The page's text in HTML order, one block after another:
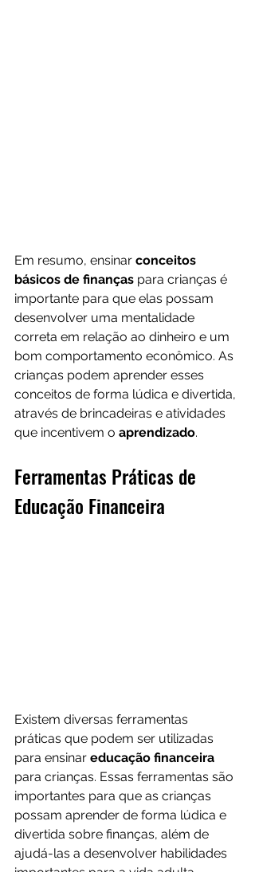
Em resumo, ensinar conceitos
básicos de finanças para crianças é
importante para que elas possam
desenvolver uma mentalidade
correta em relação ao dinheiro e um
bom comportamento econômico. As
crianças podem aprender esses
conceitos de forma lúdica e divertida,
através de brincadeiras e atividades
que incentivem o aprendizado.
Ferramentas Práticas de
Educação Financeira
Existem diversas ferramentas
práticas que podem ser utilizadas
para ensinar educação financeira
para crianças. Essas ferramentas são
importantes para que as crianças
possam aprender de forma lúdica e
divertida sobre finanças, além de
ajudá-las a desenvolver habilidades